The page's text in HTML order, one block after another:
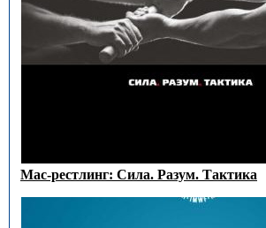
Мас-рестлинг: Сила. Разум. Тактика